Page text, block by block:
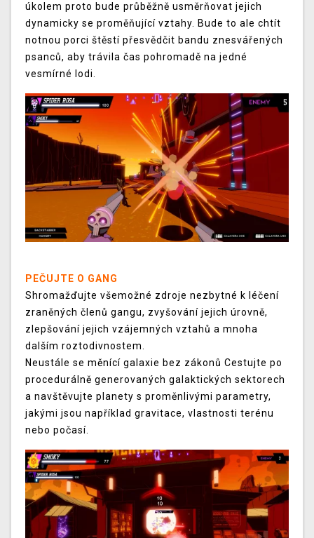
úkolem proto bude průběžně usměrňovat jejich
dynamicky se proměňující vztahy. Bude to ale chtít
notnou porci štěstí přesvědčit bandu znesvářených
psanců, aby trávila čas pohromadě na jedné
vesmírné lodi.
PEČUJTE O GANG
Shromažďujte všemožné zdroje nezbytné k léčení
zraněných členů gangu, zvyšování jejich úrovně,
zlepšování jejich vzájemných vztahů a mnoha
dalším roztodivnostem.
Neustále se měnící galaxie bez zákonů Cestujte po
procedurálně generovaných galaktických sektorech
a navštěvujte planety s proměnlivými parametry,
jakými jsou například gravitace, vlastnosti terénu
nebo počasí.